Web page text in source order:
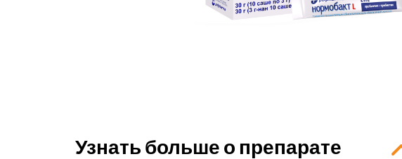
Узнать больше о препарате